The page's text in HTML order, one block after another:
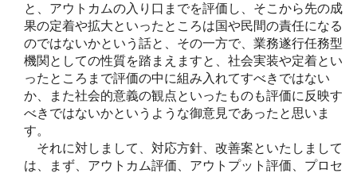
と、アウトカムの入り口までを評価し、そこから先の成
果の定着や拡大といったところは国や民間の責任になる
のではないかという話と、その一方で、業務遂行任務型
機関としての性質を踏まえますと、社会実装や定着とい
ったところまで評価の中に組み入れてすべきではない
か、また社会的意義の観点といったものも評価に反映す
べきではないかというような御意見であったと思いま
す。
それに対しまして、対応方針、改善案といたしまして
は、まず、アウトカム評価、アウトプット評価、プロセ